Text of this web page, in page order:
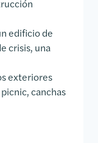
edificio de
crisis, una
exteriores
canchas